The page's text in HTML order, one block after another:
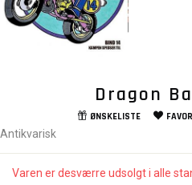
Dragon
ØNSKELISTE
Antikvarisk
Varen er desværre udsolgt i alle